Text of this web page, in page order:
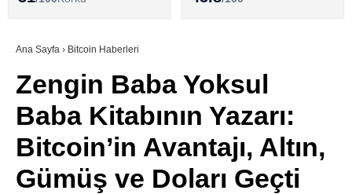
Youtube
TikTok
Pinterest
SÖZLÜK
Ana Sayfa › Bitcoin Haberleri
Zengin Baba Yoksul
Baba Kitabının Yazarı:
Bitcoin’in Avantajı, Altın,
Gümüş ve Doları Geçti